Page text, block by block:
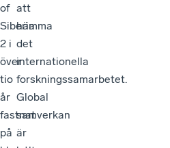
of
Siberia
2 i
över
tio
år
fastnat
på
att
hämma
det
internationella
forskningssamarbetet.
Global
samverkan
är